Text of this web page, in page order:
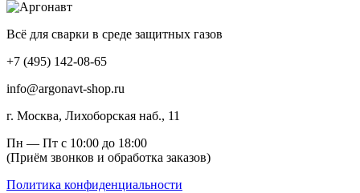
выбрать
товара.
Всё для сварки в среде защитных газов
+7 (495) 142-08-65
info@argonavt-shop.ru
г. Москва, Лихоборская наб., 11
Пн — Пт с 10:00 до 18:00
(Приём звонков и обработка заказов)
Политика конфиденциальности